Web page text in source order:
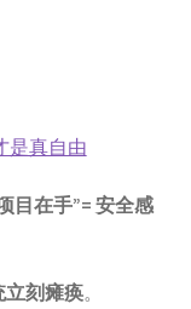
是真自由
目在手”= 安全感
立刻瘫痪。